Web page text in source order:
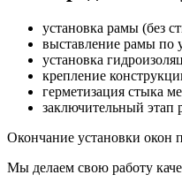
установка рамы (без
выставление рамы по
установка
крепление
герметизация стыка
заключительный этап
Окончание установки окон
Мы делаем свою работу